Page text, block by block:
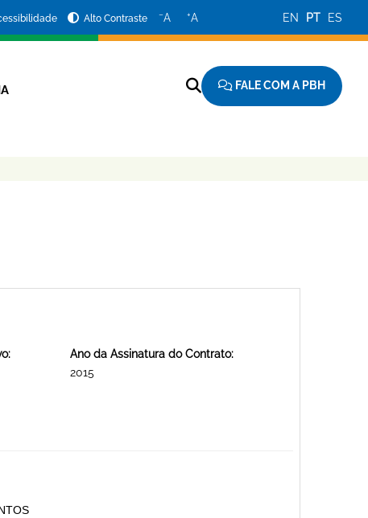
Alto Contraste −A +A EN PT ES
FALE COM A PBH
Ano da Assinatura do Contrato:
2015